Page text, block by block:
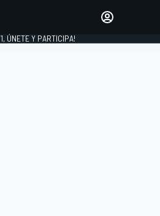
ÚNETE Y PARTICIPA!